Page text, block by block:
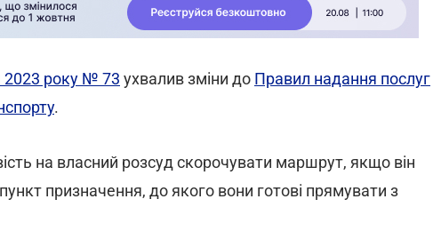
2023 року № 73 ухвалив зміни до Правил надання послуг
.
на власний розсуд скорочувати маршрут, якщо він
призначення, до якого вони готові прямувати з